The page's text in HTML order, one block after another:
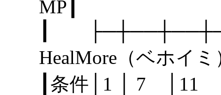
┃
HealMore（ベホ
┃条件│1 │ 7